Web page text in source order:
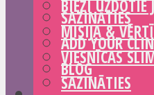
SAZINĀTIES
ADD YOUR
BLOG
BIEŽI UZDOTIE
MISIJA &
VIESNĪCAS
SAZINĀTIES